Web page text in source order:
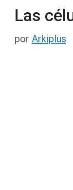
Las
por Arkiplus